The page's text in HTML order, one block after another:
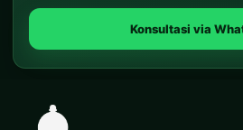
Konsultasi via